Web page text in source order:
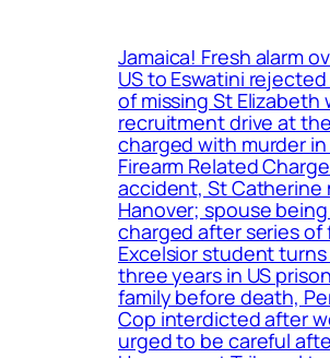
Jamaica! Fresh alarm
US to Eswatini
of missing St
recruitment drive at
charged with murder in
Firearm Related
accident, St Catherine
Hanover; spouse
charged after series of
Excelsior student turns
three years in US
family before death,
Cop interdicted after
urged to be careful